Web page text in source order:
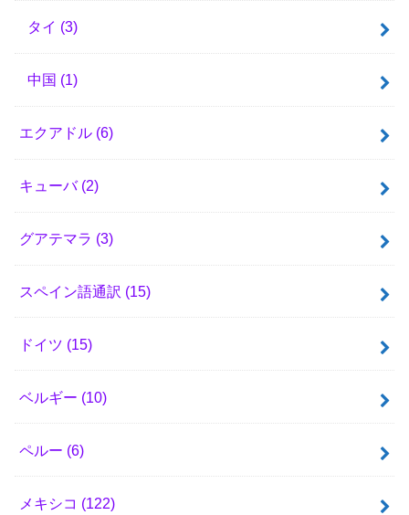
タイ (3)
中国 (1)
エクアドル (6)
キューバ (2)
グアテマラ (3)
スペイン語通訳 (15)
ドイツ (15)
ベルギー (10)
ペルー (6)
メキシコ (122)